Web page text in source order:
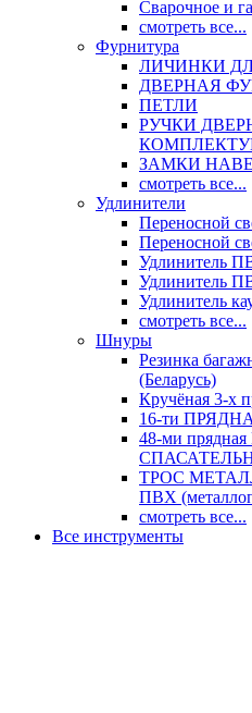
Сварочное и
смотреть все...
Фурнитура
ЛИЧИНКИ
ДВЕРНАЯ
ПЕТЛИ
РУЧКИ
ЗАМКИ
смотреть все...
Удлинители
Переносной
Переносной
Удлинитель
Удлинитель
Удлинитель
смотреть все...
Шнуры
Резинка
(Беларусь)
Кручёная 3-
16-ти
48-ми
ТРОС
ПВХ
смотреть все...
Все инструменты